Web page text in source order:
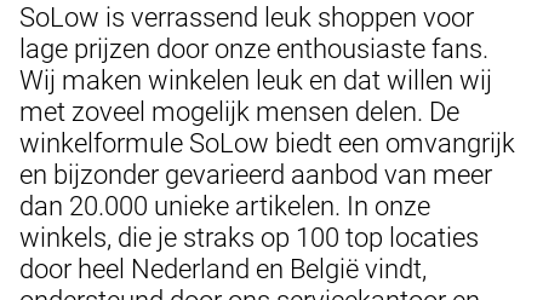
SoLow is verrassend leuk shoppen voor
lage prijzen door onze enthousiaste fans.
Wij maken winkelen leuk en dat willen wij
met zoveel mogelijk mensen delen. De
winkelformule SoLow biedt een omvangrijk
en bijzonder gevarieerd aanbod van meer
dan 20.000 unieke artikelen. In onze
winkels, die je straks op 100 top locaties
door heel Nederland en België vindt,